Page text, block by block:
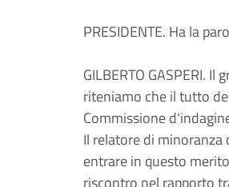
PRESIDENTE. Ha la
GILBERTO GASPERI.
riteniamo che il tutto
Commissione
Il relatore di minoranza
entrare in questo
riscontro nel rapporto